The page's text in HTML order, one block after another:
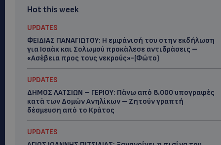
Hot this week
UPDATES
ΦΕΙΔΙΑΣ ΠΑΝΑΓΙΩΤΟΥ: Η εμφάνισή του στην εκδήλωση
για Ισαάκ και Σολωμού προκάλεσε αντιδράσεις –
«Ασέβεια προς τους νεκρούς»-(Φώτο)
UPDATES
ΔΗΜΟΣ ΛΑΤΣΙΩΝ – ΓΕΡΙΟΥ: Πάνω από 8.000 υπογραφές
κατά των Δομών Ανηλίκων – Ζητούν γραπτή
δέσμευση από το Κράτος
UPDATES